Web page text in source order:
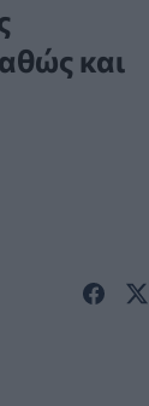
και